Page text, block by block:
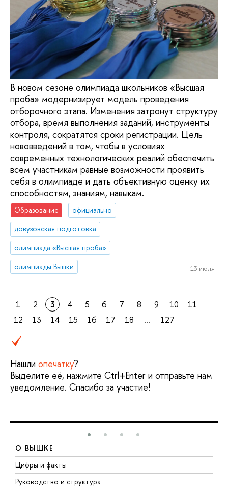
В новом сезоне олимпиада школьников «Высшая
проба» модернизирует модель проведения
отборочного этапа. Изменения затронут структуру
отбора, время выполнения заданий, инструменты
контроля, сократятся сроки регистрации. Цель
нововведений в том, чтобы в условиях
современных технологических реалий обеспечить
всем участникам равные возможности проявить
себя в олимпиаде и дать объективную оценку их
способностям, знаниям, навыкам.
Образование
официально
довузовская подготовка
олимпиада «Высшая проба»
олимпиады Вышки
13 июля
1 2 3 4 5 6 7 8 9 10
11
12
13 14 15 16 17 18 ... 127
Нашли опечатку?
Выделите её, нажмите Ctrl+Enter и отправьте нам
уведомление. Спасибо за участие!
О ВЫШКЕ
Цифры и факты
Руководство и структура